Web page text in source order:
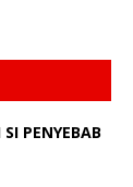
PENYEBAB